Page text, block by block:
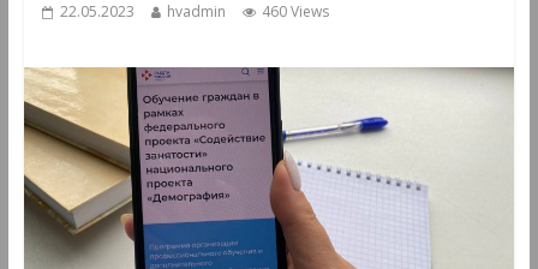
22.05.2023 hvadmin 460 Views